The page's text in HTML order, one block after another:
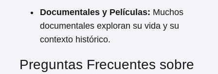
Documentales y Películas: Muchos
documentales exploran su vida y su
contexto histórico.
Preguntas Frecuentes sobre